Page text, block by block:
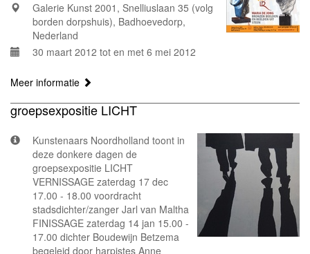
Galerie Kunst 2001, Snelliuslaan 35 (volg
borden dorpshuis), Badhoevedorp,
Nederland
30 maart 2012 tot en met 6 mei 2012
Meer informatie
groepsexpositie LICHT
Kunstenaars Noordholland toont in
deze donkere dagen de
groepsexpositie LICHT
VERNISSAGE zaterdag 17 dec
17.00 - 18.00 voordracht
stadsdichter/zanger Jarl van Maltha
FINISSAGE zaterdag 14 jan 15.00 -
17.00 dichter Boudewijn Betzema
begeleid door harpistes Anne